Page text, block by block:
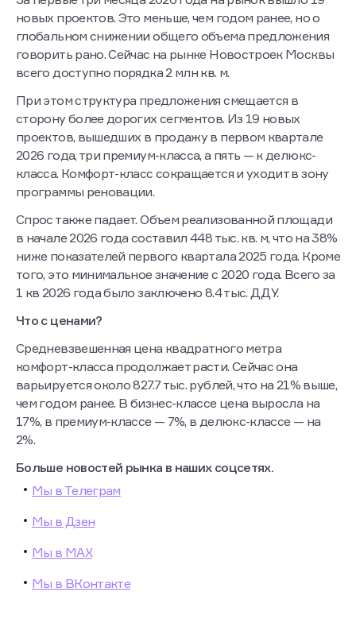
новых проектов. Это меньше, чем годом ранее, но о
глобальном снижении общего объема предложения
говорить рано. Сейчас на рынке Новостроек Москвы
всего доступно порядка 2 млн кв. м.
При этом структура предложения смещается в
сторону более дорогих сегментов. Из 19 новых
проектов, вышедших в продажу в первом квартале
2026 года, три премиум-класса, а пять — к делюкс-
класса. Комфорт-класс сокращается и уходит в зону
программы реновации.
Спрос также падает. Объем реализованной площади
в начале 2026 года составил 448 тыс. кв. м, что на 38%
ниже показателей первого квартала 2025 года. Кроме
того, это минимальное значение с 2020 года. Всего за
1 кв 2026 года было заключено 8.4 тыс. ДДУ.
Что с ценами?
Средневзвешенная цена квадратного метра
комфорт-класса продолжает расти. Сейчас она
варьируется около 827.7 тыс. рублей, что на 21% выше,
чем годом ранее. В бизнес-классе цена выросла на
17%, в премиум-классе — 7%, в делюкс-классе — на
2%.
Больше новостей рынка в наших соцсетях.
Мы в Телеграм
Мы в Дзен
Мы в МАХ
Мы в ВКонтакте